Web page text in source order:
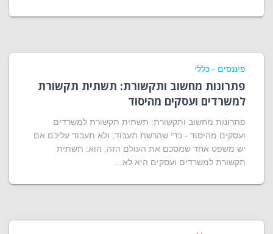
פיננסים - כללי
פתרונות מחשוב ותקשורת: תשתית תקשורת
למשרדים ועסקים מהיסוד
פתרונות מחשוב ותקשורת: תשתית תקשורת למשרדים
ועסקים מהיסוד - כדי שהרשת תעבוד, ולא תעבוד עליכם אם
יש משפט אחד שמסכם את העולם הזה, הוא: תשתית
תקשורת למשרדים ועסקים היא לא…